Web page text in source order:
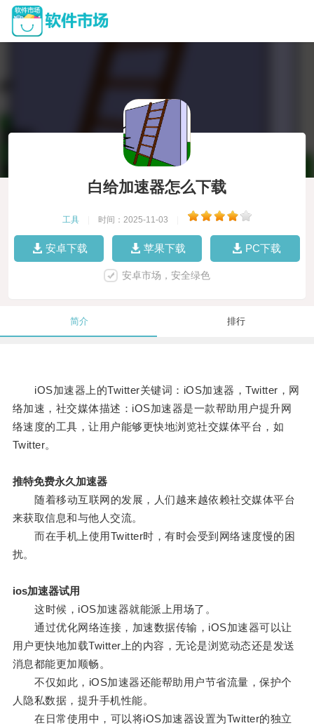
白给加速器怎么下载
工具 时间：2025-11-03
安卓下载 苹果下载 PC下载
安卓市场，安全绿色
简介 排行
iOS加速器上的Twitter关键词：iOS加速器，Twitter，网
络加速，社交媒体描述：iOS加速器是一款帮助用户提升网
络速度的工具，让用户能够更快地浏览社交媒体平台，如
Twitter。
推特免费永久加速器
随着移动互联网的发展，人们越来越依赖社交媒体平台
来获取信息和与他人交流。
而在手机上使用Twitter时，有时会受到网络速度慢的困
扰。
ios加速器试用
这时候，iOS加速器就能派上用场了。
通过优化网络连接，加速数据传输，iOS加速器可以让
用户更快地加载Twitter上的内容，无论是浏览动态还是发送
消息都能更加顺畅。
不仅如此，iOS加速器还能帮助用户节省流量，保护个
人隐私数据，提升手机性能。
在日常使用中，可以将iOS加速器设置为Twitter的独立